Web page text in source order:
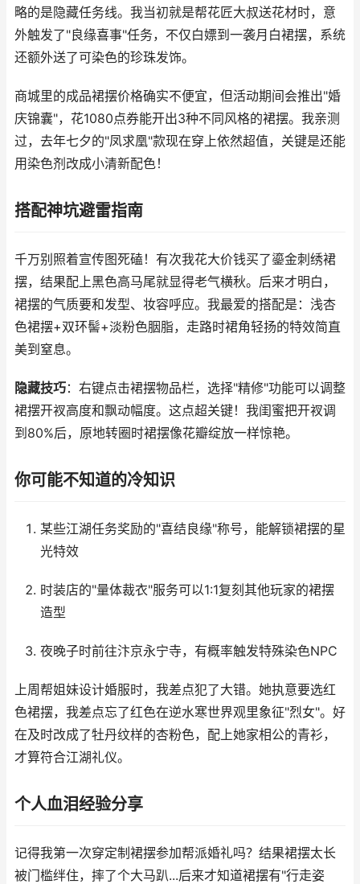
略的是隐藏任务线。我当初就是帮花匠大叔送花材时，意
外触发了"良缘喜事"任务，不仅白嫖到一袭月白裙摆，系统
还额外送了可染色的珍珠发饰。
商城里的成品裙摆价格确实不便宜，但活动期间会推出"婚
庆锦囊"，花1080点券能开出3种不同风格的裙摆。我亲测
过，去年七夕的"凤求凰"款现在穿上依然超值，关键是还能
用染色剂改成小清新配色！
搭配神坑避雷指南
千万别照着宣传图死磕！有次我花大价钱买了鎏金刺绣裙
摆，结果配上黑色高马尾就显得老气横秋。后来才明白，
裙摆的气质要和发型、妆容呼应。我最爱的搭配是：浅杏
色裙摆+双环髻+淡粉色胭脂，走路时裙角轻扬的特效简直
美到窒息。
隐藏技巧：右键点击裙摆物品栏，选择"精修"功能可以调整
裙摆开衩高度和飘动幅度。这点超关键！我闺蜜把开衩调
到80%后，原地转圈时裙摆像花瓣绽放一样惊艳。
你可能不知道的冷知识
某些江湖任务奖励的"喜结良缘"称号，能解锁裙摆的星
光特效
时装店的"量体裁衣"服务可以1:1复刻其他玩家的裙摆
造型
夜晚子时前往汴京永宁寺，有概率触发特殊染色NPC
上周帮姐妹设计婚服时，我差点犯了大错。她执意要选红
色裙摆，我差点忘了红色在逆水寒世界观里象征"烈女"。好
在及时改成了牡丹纹样的杏粉色，配上她家相公的青衫，
才算符合江湖礼仪。
个人血泪经验分享
记得我第一次穿定制裙摆参加帮派婚礼吗？结果裙摆太长
被门槛绊住，摔了个大马趴...后来才知道裙摆有"行走姿